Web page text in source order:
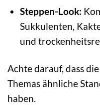
Steppen-Look:
Sukkulenten,
und
Achte darauf, dass
Themas ähnliche
haben.